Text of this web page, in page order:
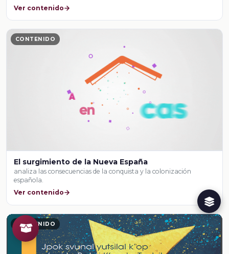
Ver contenido
CONTENIDO
El surgimiento de la Nueva España
analiza las consecuencias de la conquista y la colonización
española.
Ver contenido
CONTENIDO